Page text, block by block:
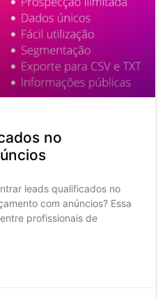
no
leads qualificados no
com anúncios? Essa
profissionais de